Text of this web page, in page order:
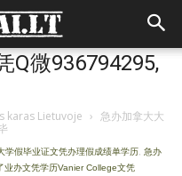
Q微936794295,
karas Lietuvoje › 急办加拿大大
学假毕业证文凭办理假成绩单学历 急办
业办文凭学历Vanier College文凭